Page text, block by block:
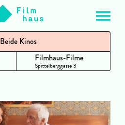
Beide Kinos
Filmhaus-Filme
Spittelberggasse 3